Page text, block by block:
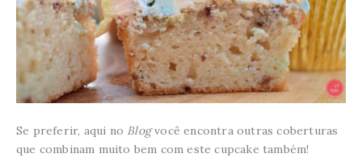
Se preferir, aqui no Blogvocê encontra outras coberturas
que combinam muito bem com este cupcake também!